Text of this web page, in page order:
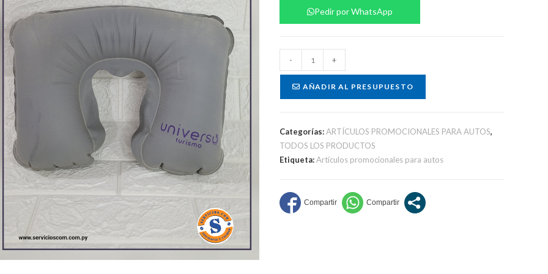
Pedir por WhatsApp
Almohada
de
Viaje
cantidad
- +
AÑADIR AL PRESUPUESTO
Categorías:ARTÍCULOS PROMOCIONALES PARA AUTOS,
TODOS LOS PRODUCTOS
Etiqueta:Artículos promocionales para autos